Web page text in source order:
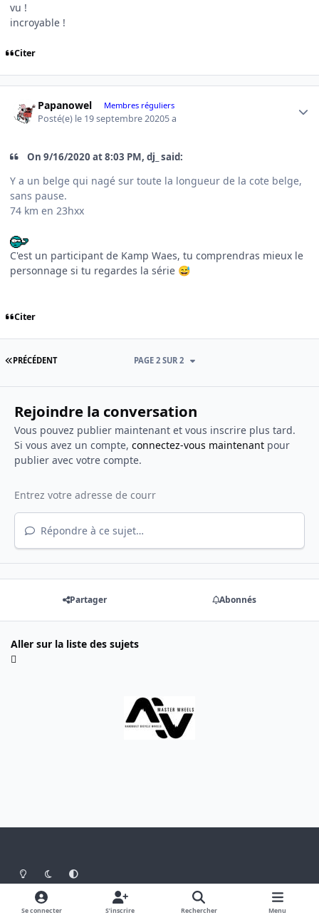
vu !
incroyable !
Citer
Papanowel Membres réguliers
Posté(e) le 19 septembre 20205 a
On 9/16/2020 at 8:03 PM, dj_ said:
Y a un belge qui nagé sur toute la longueur de la cote belge,
sans pause.
74 km en 23hxx
C'est un participant de Kamp Waes, tu comprendras mieux le
personnage si tu regardes la série 😅
Citer
PREMIÈRE PAGE
PRÉCÉDENT PAGE 2 SUR 2
Rejoindre la conversation
Vous pouvez publier maintenant et vous inscrire plus tard.
Si vous avez un compte, connectez-vous maintenantpour
publier avec votre compte.
Répondre à ce sujet…
Partager Abonnés
Aller sur la liste des sujets
Light ModeDark ModeSystem Preference
Langue Thème
Politique de confidentialité
Se connecter S’inscrire Rechercher Menu